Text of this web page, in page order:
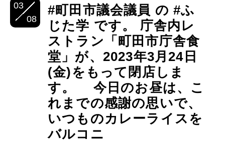
03
08
#町田市議会議員 の #ふ
じた学 です。 庁舎内レ
ストラン「町田市庁舎食
堂」が、2023年3月24日
(金)をもって閉店しま
す。 今日のお昼は、こ
れまでの感謝の思いで、
いつものカレーライスを
バルコニ